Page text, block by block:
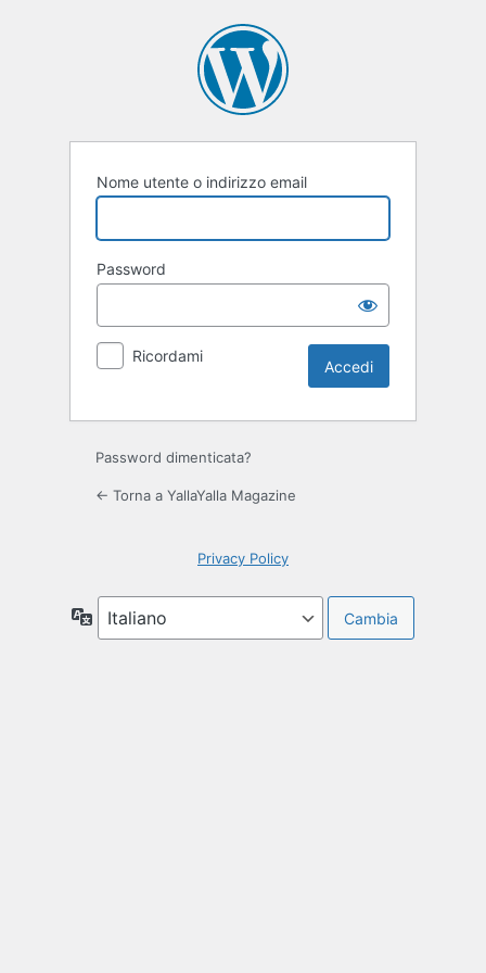
Nome utente o indirizzo email
Password
Ricordami
Password dimenticata?
← Torna a YallaYalla Magazine
Privacy Policy
Lingua